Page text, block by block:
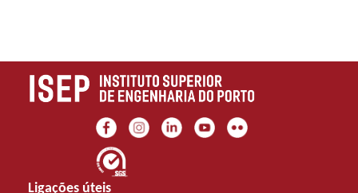
Ligações úteis